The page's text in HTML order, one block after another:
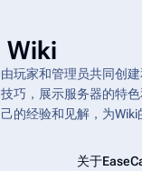
Wiki
玩家和管理员共同创
巧，展示服务器的特
的经验和见解，为Wiki
关于